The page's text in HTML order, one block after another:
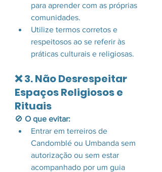
para aprender com as próprias
comunidades.
Utilize termos corretos e
respeitosos ao se referir às
práticas culturais e religiosas.
❌ 3. Não Desrespeitar
Espaços Religiosos e
Rituais
🚫 O que evitar:
Entrar em terreiros de
Candomblé ou Umbanda sem
autorização ou sem estar
acompanhado por um guia